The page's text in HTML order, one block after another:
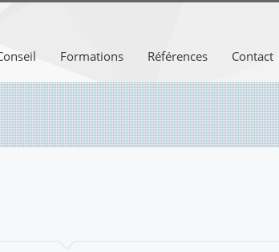
Formations Références Contact